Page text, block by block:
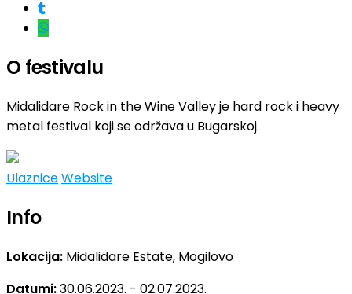
O festivalu
Midalidare Rock in the Wine Valley je hard rock i heavy
metal festival koji se održava u Bugarskoj.
UlazniceWebsite
Info
Lokacija: Midalidare Estate, Mogilovo
Datumi:30.06.2023. - 02.07.2023.